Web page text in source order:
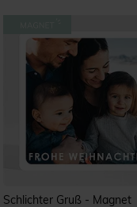
Schlichter Gruß - Magnet